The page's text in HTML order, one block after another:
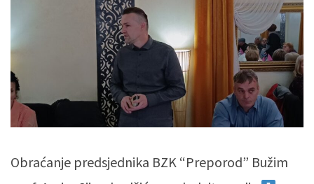
Obraćanje predsjednika BZK “Preporod” Bužim